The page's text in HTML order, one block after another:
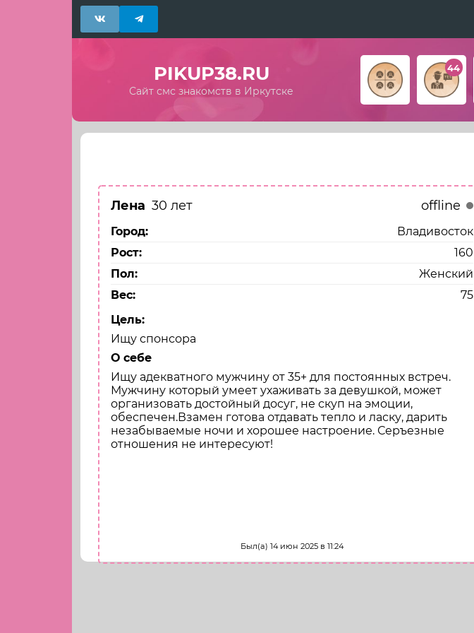
PIKUP38.RU
Сайт смс знакомств в Иркутске
44
Лена 30 лет offline
Город:
Владивосток
Рост:
160
Пол:
Женский
Вес:
75
Цель:
Ищу спонсора
О себе
Ищу адекватного мужчину от 35+ для постоянных встреч.
Мужчину который умеет ухаживать за девушкой, может
организовать достойный досуг, не скуп на эмоции,
обеспечен.Взамен готова отдавать тепло и ласку, дарить
незабываемые ночи и хорошее настроение. Серъезные
отношения не интересуют!
Был(а) 14 июн 2025 в 11:24